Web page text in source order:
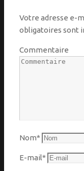
Votre adresse e-
obligatoires sont
Commentaire
Nom*
E-mail*